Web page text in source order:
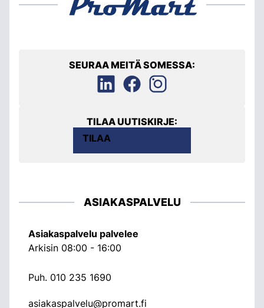
SEURAA MEITÄ SOMESSA:
TILAA UUTISKIRJE:
TILAA
ASIAKASPALVELU
Asiakaspalvelu palvelee
Arkisin 08:00 - 16:00
Puh. 010 235 1690
asiakaspalvelu@promart.fi